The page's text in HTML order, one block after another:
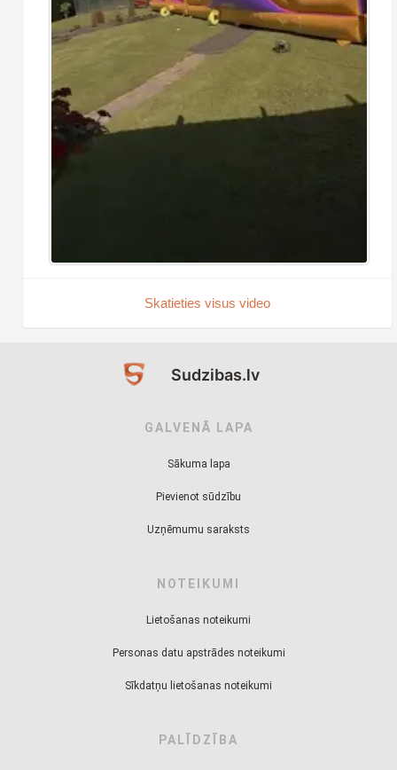
Skatieties visus video
Sudzibas.lv
GALVENĀ LAPA
Sākuma lapa
Pievienot sūdzību
Uzņēmumu saraksts
NOTEIKUMI
Lietošanas noteikumi
Personas datu apstrādes noteikumi
Sīkdatņu lietošanas noteikumi
PALĪDZĪBA